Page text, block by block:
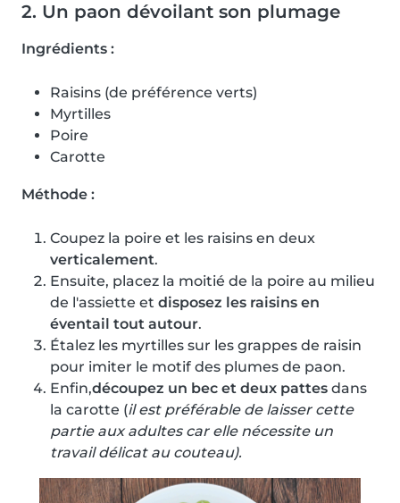
2. Un paon dévoilant son plumage
Ingrédients :
Raisins (de préférence verts)
Myrtilles
Poire
Carotte
Méthode :
Coupez la poire et les raisins en deux
verticalement.
Ensuite, placez la moitié de la poire au milieu
de l'assiette et disposez les raisins en
éventail tout autour.
Étalez les myrtilles sur les grappes de raisin
pour imiter le motif des plumes de paon.
Enfin,découpez un bec et deux pattes dans
la carotte (il est préférable de laisser cette
partie aux adultes car elle nécessite un
travail délicat au couteau).